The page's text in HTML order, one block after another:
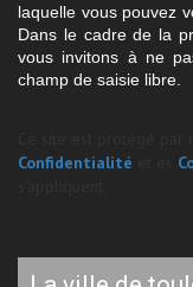
laquelle vous pouvez
Dans le cadre de la
vous invitons à ne
champ de saisie libre.
Confidentialité